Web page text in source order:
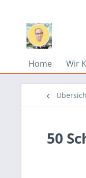
Home Wir
50